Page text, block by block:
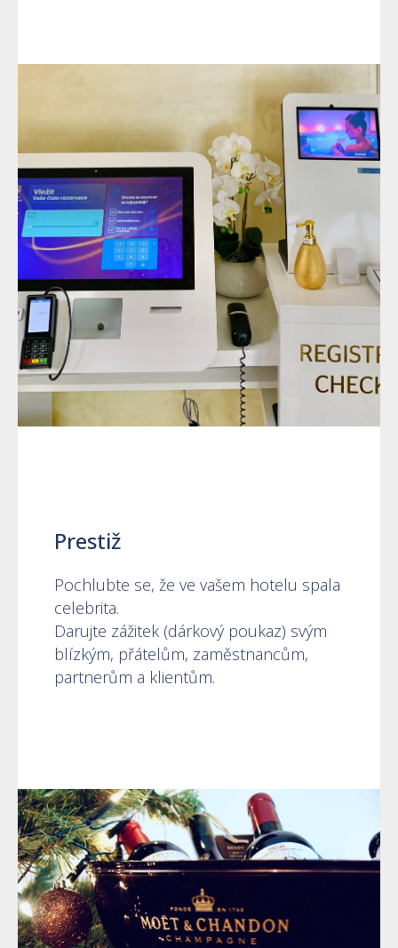
Prestiž
Pochlubte se, že ve vašem hotelu spala
celebrita.
Darujte zážitek (dárkový poukaz) svým
blízkým, přátelům, zaměstnancům,
partnerům a klientům.